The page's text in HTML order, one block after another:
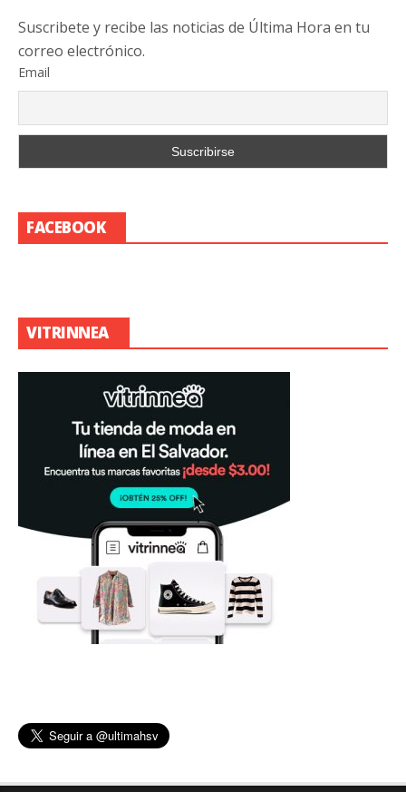
Suscribete y recibe las noticias de Última Hora en tu
correo electrónico.
Email
FACEBOOK
VITRINNEA